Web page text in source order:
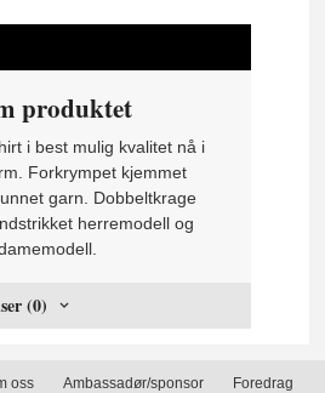
produktet
i best mulig kvalitet nå i
Forkrympet kjemmet
garn. Dobbeltkrage
herremodell og
(0)
oss Ambassadør/sponsor Foredrag